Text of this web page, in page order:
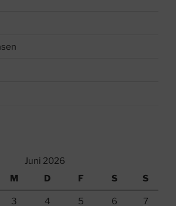
Juni 2026
M D F S S
3 4 5 6 7